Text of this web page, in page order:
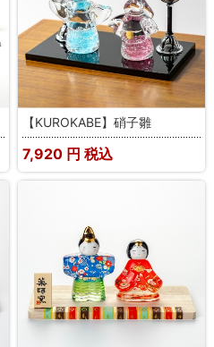
【KUROKABE】硝子雛
7,920 円 税込